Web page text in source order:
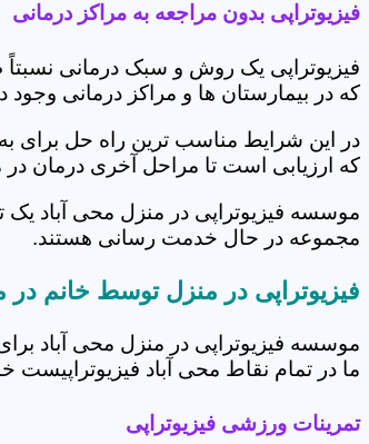
فیزیوتراپی بدون مراجعه به مراکز درمانی
فیزیوتراپی یک روش و سبک درمانی
که در بیمارستان ها و مراکز درمانی
در این شرایط مناسب ترین راه حل برای
که ارزیابی است تا مراحل آخری درمان
موسسه فیزیوتراپی در منزل محی آباد یک
مجموعه در حال خدمت رسانی هستند.
فیزیوتراپی در منزل توسط خانم در
موسسه فیزیوتراپی در منزل محی آباد
ما در تمام نقاط محی آباد فیزیوتراپیست
تمرینات ورزشی فیزیوتراپی